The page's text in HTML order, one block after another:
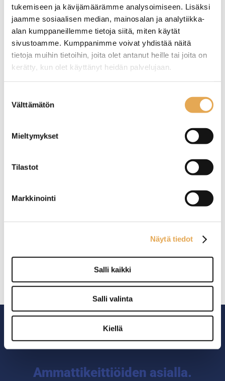
tukemiseen ja kävijämäärämme analysoimiseen. Lisäksi
jaamme sosiaalisen median, mainosalan ja analytiikka-
alan kumppaneillemme tietoja siitä, miten käytät
sivustoamme. Kumppanimme voivat yhdistää näitä
tietoja muihin tietoihin, joita olet antanut heille tai joita on
kerätty, kun olet käyttänyt heidän palvelujaan.
valinta
Välttämätön
Mieltymykset
Tilastot
Markkinointi
Näytä tiedot
Salli kaikki
Salli valinta
Kiellä
Kylmälasikot
Ammattikeittiöiden asialla.